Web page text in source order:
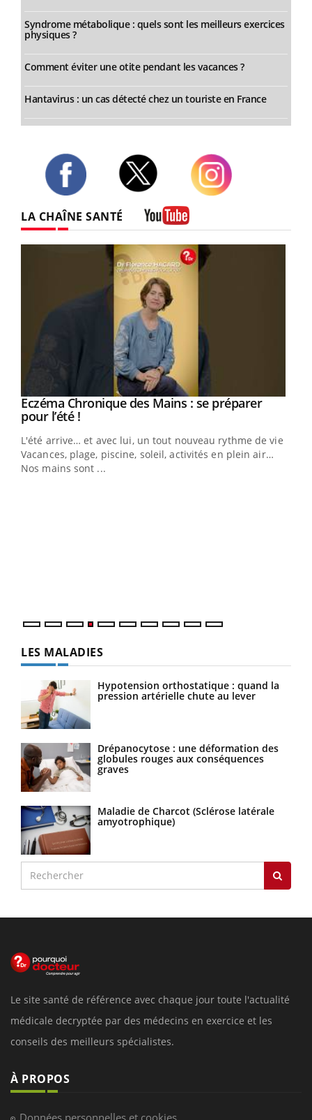
Syndrome métabolique : quels sont les meilleurs exercices
physiques ?
Comment éviter une otite pendant les vacances ?
Hantavirus : un cas détecté chez un touriste en France
LA CHAÎNE SANTÉ
Youtube
Eczéma Chronique des Mains : se préparer
pour l’été !Youtube
L'été arrive… et avec lui, un tout nouveau rythme de vie !
Vacances, plage, piscine, soleil, activités en plein air…
Nos mains sont ...
LES MALADIES
Hypotension orthostatique : quand la
pression artérielle chute au lever
Drépanocytose : une déformation des
globules rouges aux conséquences
graves
Maladie de Charcot (Sclérose latérale
amyotrophique)
Le site santé de référence avec chaque jour toute l'actualité
médicale decryptée par des médecins en exercice et les
conseils des meilleurs spécialistes.
À PROPOS
Données personnelles et cookies